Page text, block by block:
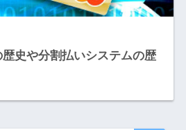
史や分割払いシステムの歴